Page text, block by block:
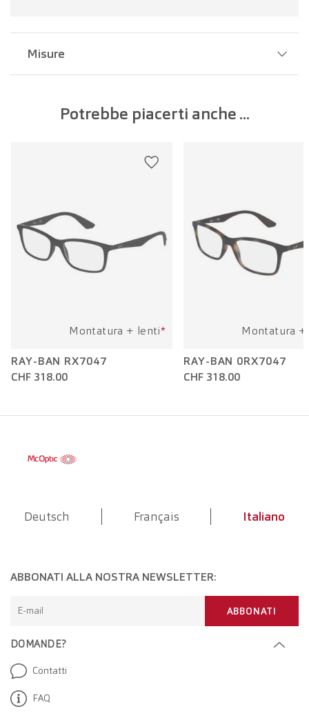
Misure
Larghezza della lente: 53 mm
Lunghezza dell'asta:
Potrebbe piacerti anche ...
Montatura + lenti*
RAY-BAN RX7047
CHF 318.00
Montatura
RAY-BAN 0RX7047
CHF 318.00
Deutsch Français Italiano
DOMANDE?
Contatti
FAQ
ABBONATI ALLA NOSTRA NEWSLETTER:
E-mail ABBONATI